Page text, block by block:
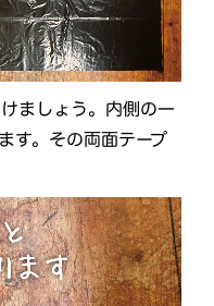
ましょう。内側の一
す。その両面テープ